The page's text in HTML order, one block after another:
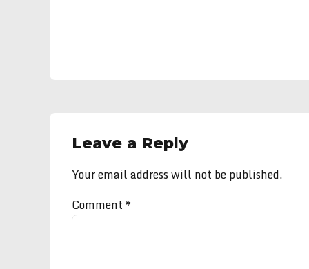
Leave a Reply
Your email address will not be published.
Comment *